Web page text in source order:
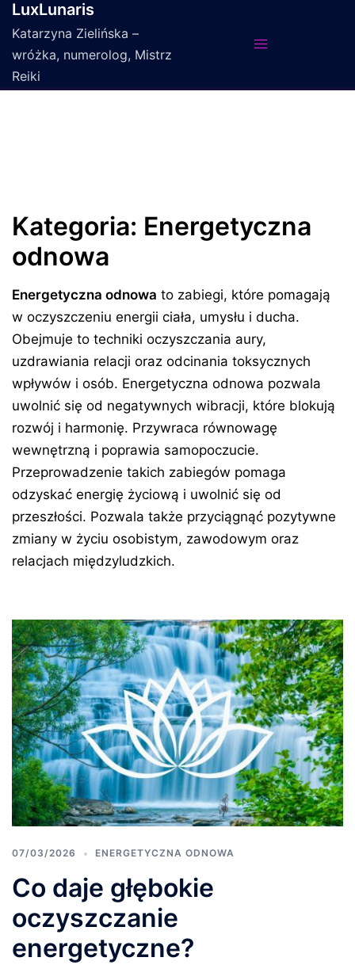
Przejdź
do
treści
LuxLunaris
Katarzyna Zielińska –
wróżka, numerolog, Mistrz
Reiki
Kategoria: Energetyczna
odnowa
Energetyczna odnowa to zabiegi, które pomagają
w oczyszczeniu energii ciała, umysłu i ducha.
Obejmuje to techniki oczyszczania aury,
uzdrawiania relacji oraz odcinania toksycznych
wpływów i osób. Energetyczna odnowa pozwala
uwolnić się od negatywnych wibracji, które blokują
rozwój i harmonię. Przywraca równowagę
wewnętrzną i poprawia samopoczucie.
Przeprowadzenie takich zabiegów pomaga
odzyskać energię życiową i uwolnić się od
przeszłości. Pozwala także przyciągnąć pozytywne
zmiany w życiu osobistym, zawodowym oraz
relacjach międzyludzkich.
07/03/2026 ENERGETYCZNA ODNOWA
Co daje głębokie
oczyszczanie
energetyczne?